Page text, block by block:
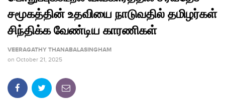
சமூகத்தின் உதவியை நாடுவதில் தமிழர்கள்
சிந்திக்க வேண்டிய காரணிகள்
VEERAGATHY THANABALASINGHAM
on October 21, 2025